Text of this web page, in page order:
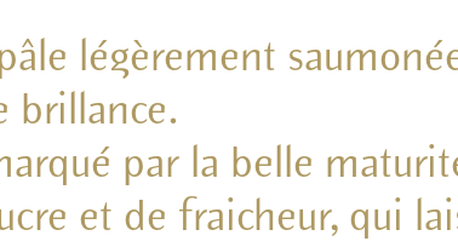
légèrement
brillance.
par la belle
et de fraicheur, qui